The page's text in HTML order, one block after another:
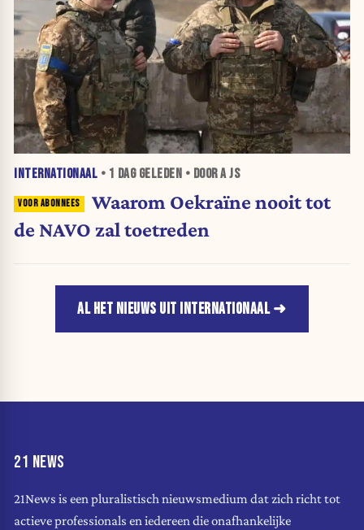
INTERNATIONAAL • 1 DAGGELEDEN • DOOR A JS
Waarom Oekraïne nooit tot
de NAVO zal toetreden
AL HET NIEUWS UIT INTERNATIONAAL
21 NEWS
21News is een pluralistisch nieuwsmedium dat zich richt tot
actieve professionals en iedereen die onafhankelijke